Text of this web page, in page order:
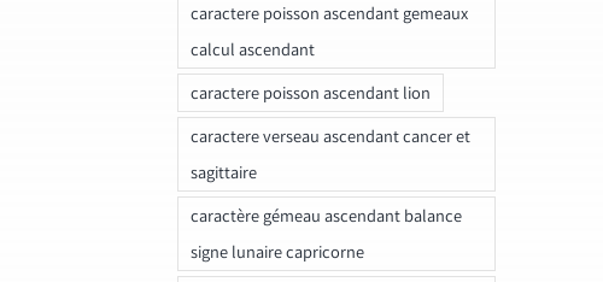
caractere poisson ascendant gemeaux
calcul ascendant
caractere poisson ascendant lion
caractere verseau ascendant cancer et
sagittaire
caractère gémeau ascendant balance
signe lunaire capricorne